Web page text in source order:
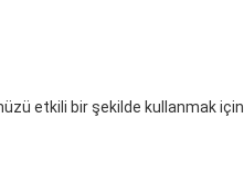
etkili bir şekilde kullanmak için